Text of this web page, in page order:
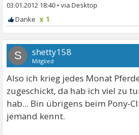
03.01.2012 18:40 •
x 1
S shetty158
Mitglied
Also ich krieg jedes Monat
zugeschickt, da hab ich viel zu
hab... Bin übrigens beim Pony-
jemand kennt.